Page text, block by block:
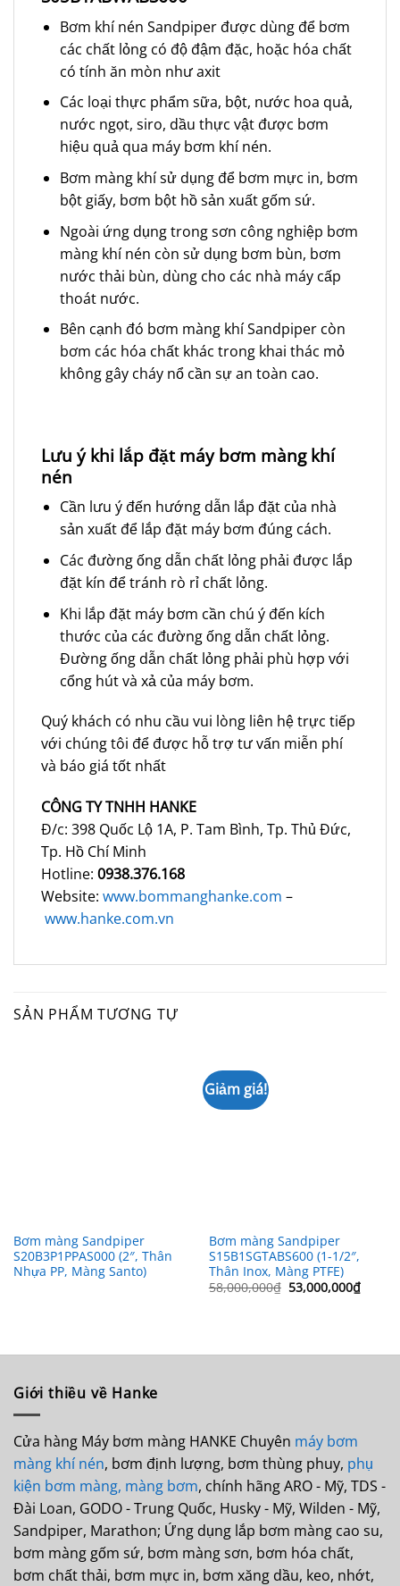
Bơm khí nén Sandpiper được dùng để bơm
các chất lỏng có độ đậm đặc, hoặc hóa chất
có tính ăn mòn như axit
Các loại thực phẩm sữa, bột, nước hoa quả,
nước ngọt, siro, dầu thực vật được bơm
hiệu quả qua máy bơm khí nén.
Bơm màng khí sử dụng để bơm mực in, bơm
bột giấy, bơm bột hồ sản xuất gốm sứ.
Ngoài ứng dụng trong sơn công nghiệp bơm
màng khí nén còn sử dụng bơm bùn, bơm
nước thải bùn, dùng cho các nhà máy cấp
thoát nước.
Bên cạnh đó bơm màng khí Sandpiper còn
bơm các hóa chất khác trong khai thác mỏ
không gây cháy nổ cần sự an toàn cao.
Lưu ý khi lắp đặt máy bơm màng khí
nén
Cần lưu ý đến hướng dẫn lắp đặt của nhà
sản xuất để lắp đặt máy bơm đúng cách.
Các đường ống dẫn chất lỏng phải được lắp
đặt kín để tránh rò rỉ chất lỏng.
Khi lắp đặt máy bơm cần chú ý đến kích
thước của các đường ống dẫn chất lỏng.
Đường ống dẫn chất lỏng phải phù hợp với
cổng hút và xả của máy bơm.
Quý khách có nhu cầu vui lòng liên hệ trực tiếp
với chúng tôi để được hỗ trợ tư vấn miễn phí
và báo giá tốt nhất
CÔNG TY TNHH HANKE
Đ/c: 398 Quốc Lộ 1A, P. Tam Bình, Tp. Thủ Đức,
Tp. Hồ Chí Minh
Hotline: 0938.376.168
Website: www.bommanghanke.com –
www.hanke.com.vn
SẢN PHẨM TƯƠNG TỰ
Bơm màng Sandpiper
S20B3P1PPAS000 (2″, Thân
Nhựa PP, Màng Santo)
Giảm giá!
Bơm màng Sandpiper
S15B1SGTABS600 (1-1/2″,
Thân Inox, Màng PTFE)
58,000,000₫ Giá
gốc
53,000,000₫Giá
hiện
Giới thiều về Hanke
Cửa hàng Máy bơm màng HANKE Chuyên máy bơm
màng khí nén, bơm định lượng, bơm thùng phuy, phụ
kiện bơm màng, màng bơm, chính hãng ARO - Mỹ, TDS -
Đài Loan, GODO - Trung Quốc, Husky - Mỹ, Wilden - Mỹ,
Sandpiper, Marathon; Ứng dụng lắp bơm màng cao su,
bơm màng gốm sứ, bơm màng sơn, bơm hóa chất,
bơm chất thải, bơm mực in, bơm xăng dầu, keo, nhớt,